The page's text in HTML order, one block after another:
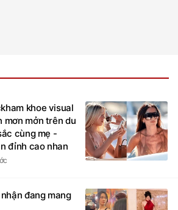
khoe visual
mơn mởn trên du
cùng mẹ -
đỉnh cao nhan
đang mang